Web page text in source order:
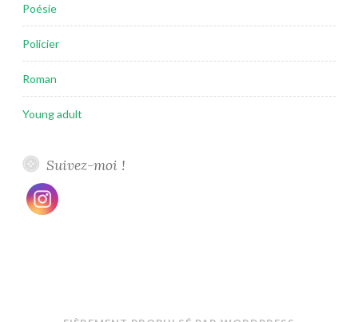
Poésie
Policier
Roman
Young adult
Suivez-moi !